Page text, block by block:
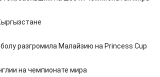
разгромила Малайзию на Princess Cup
на чемпионате мира